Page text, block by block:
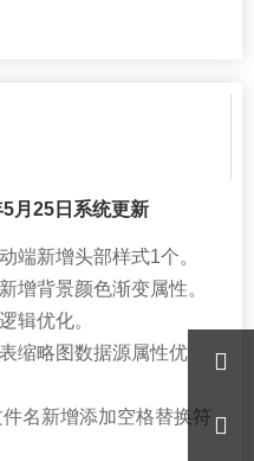
月25日系统更新
端新增头部样式1个。
增背景颜色渐变属性。
辑优化。
缩略图数据源属性优
名新增添加空格替换符

